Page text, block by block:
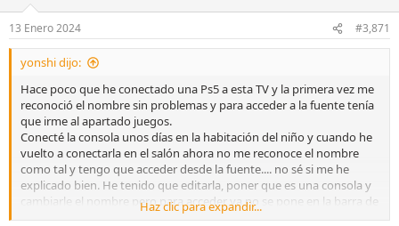
e
s
13 Enero 2024 #3,871
yonshi dijo:
Hace poco que he conectado una Ps5 a esta TV y la primera vez me
reconoció el nombre sin problemas y para acceder a la fuente tenía
que irme al apartado juegos.
Conecté la consola unos días en la habitación del niño y cuando he
vuelto a conectarla en el salón ahora no me reconoce el nombre
como tal y tengo que acceder desde la fuente.... no sé si me he
explicado bien. He tenido que editarla, poner que es una consola y
cambiarle el nombre pero para acceder ya no se pone en la barra de
juegos... Que cosa más extraña
Haz clic para expandir...